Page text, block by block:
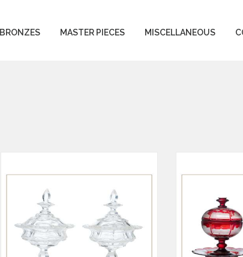
BRONZES MASTER PIECES MISCELLANEOUS